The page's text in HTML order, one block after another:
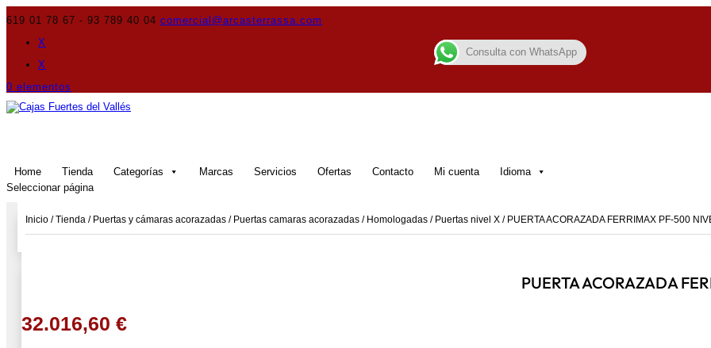
619 01 78 67 - 93 789 40 04 comercial@arcasterrassa.com
X
X
0 elementos
Home Tienda Categorías Marcas Servicios Ofertas Contacto Mi cuenta
Idioma
Seleccionar página
Inicio /Tienda / Puertas y cámaras acorazadas / Puertas camaras acorazadas / Homologadas / Puertas nivel X / PUERTA ACORAZADA FERRIMAX PF-500
PUERTA ACORAZADA
32.016,60 €
Consulta con WhatsApp